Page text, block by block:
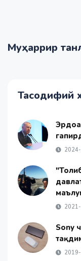
Муҳаррир
Тасодифий
Sony